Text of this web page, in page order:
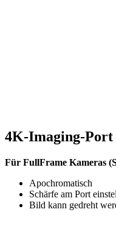
4K-Imaging-Port
Für FullFrame Kameras
Apochromatisch
Schärfe am Port
Bild kann gedreht